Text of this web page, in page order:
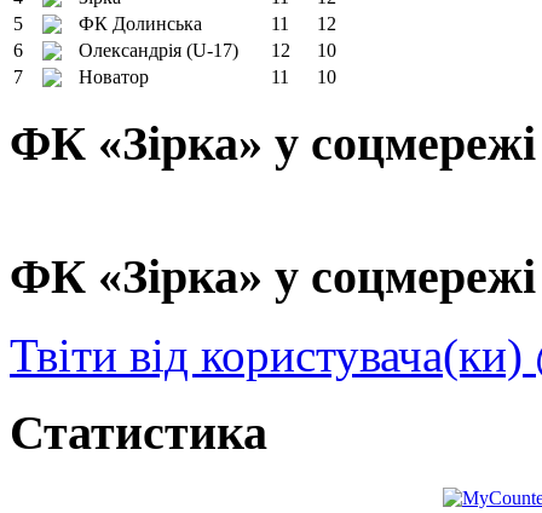
5
ФК Долинська 11
12
6
Олександрія (U-17) 12
10
7
Новатор 11 10
ФК «Зірка» у
ФК «Зірка» у
Твіти від
Статистика